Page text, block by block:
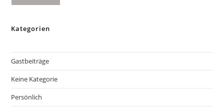
Kategorien
Gastbeiträge
Keine Kategorie
Persönlich